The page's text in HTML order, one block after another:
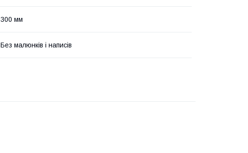
300 мм
Без малюнків і написів